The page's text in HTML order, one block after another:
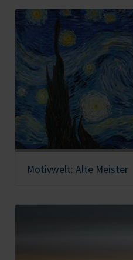
Motivwelt: Alte Meister